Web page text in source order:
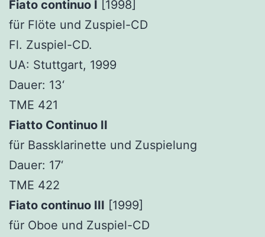
Fiato continuo I [1998]
für Flöte und Zuspiel-CD
Fl. Zuspiel-CD.
UA: Stuttgart, 1999
Dauer: 13‘
TME 421
Fiatto Continuo II
für Bassklarinette und Zuspielung
Dauer: 17‘
TME 422
Fiato continuo III [1999]
für Oboe und Zuspiel-CD